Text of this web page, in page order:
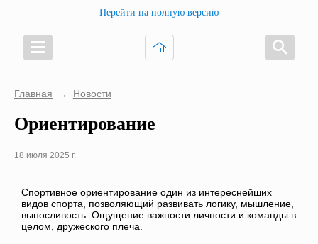
Перейти на полную версию
Главная → Новости
Ориентирование
18 июля 2025 г.
Спортивное ориентирование один из интереснейших
видов спорта, позволяющий развивать логику, мышление,
выносливость. Ощущение важности личности и команды в
целом, дружеского плеча.